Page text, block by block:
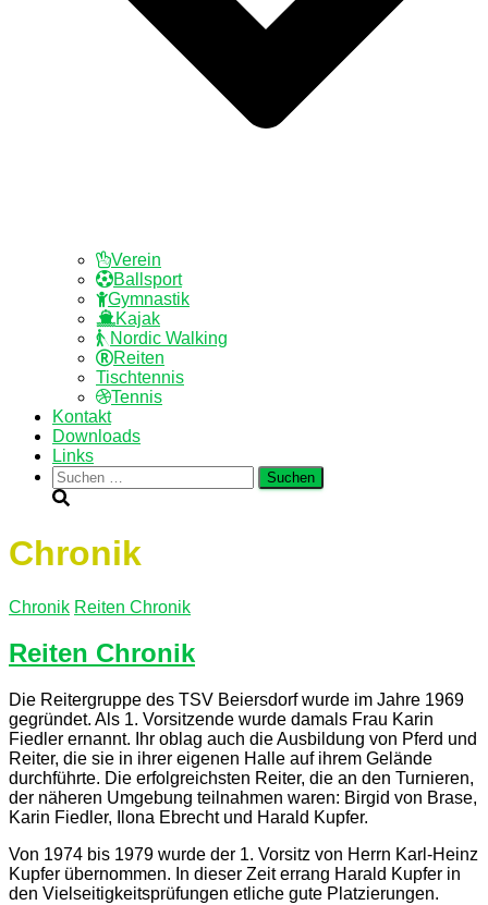
Verein
Ballsport
Gymnastik
Kajak
Nordic Walking
Reiten
Tischtennis
Tennis
Kontakt
Downloads
Links
Suchen
nach:
Chronik
Chronik Reiten Chronik
Reiten Chronik
Die Reitergruppe des TSV Beiersdorf wurde im Jahre 1969
ge­gründet. Als 1. Vorsitzende wurde damals Frau Karin
Fiedler er­nannt. Ihr oblag auch die Ausbildung von Pferd und
Reiter, die sie in ihrer eigenen Halle auf ihrem Gelände
durchführte. Die erfolgreichsten Reiter, die an den Turnieren,
der näheren Um­gebung teilnahmen waren: Birgid von Brase,
Karin Fiedler, Ilona Ebrecht und Harald Kupfer.
Von 1974 bis 1979 wurde der 1. Vorsitz von Herrn Karl-Heinz
Kupfer übernommen. In dieser Zeit errang Harald Kupfer in
den Vielseitigkeitsprüfungen etliche gute Platzierungen.